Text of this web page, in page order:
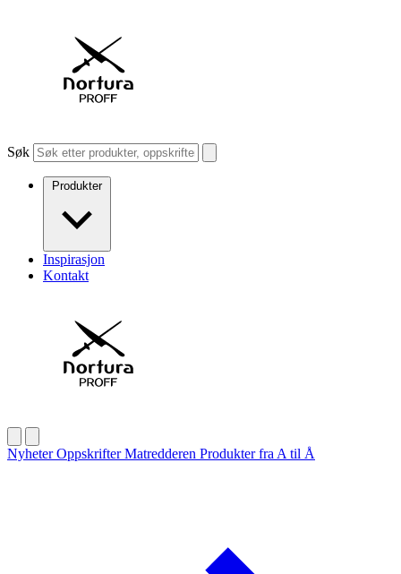
Søk
Produkter
Inspirasjon
Kontakt
NyheterOppskrifterMatredderen Produkter fra A til Å